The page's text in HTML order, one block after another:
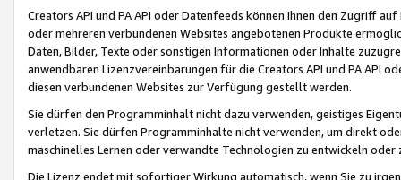
Creators API und PA API oder Datenfeeds können Ihnen den Zugriff
oder mehreren verbundenen Websites angebotenen Produkte
Daten, Bilder, Texte oder sonstigen Informationen oder Inhalte
anwendbaren Lizenzvereinbarungen für die Creators API und PA API
diesen verbundenen Websites zur Verfügung gestellt werden.
Sie dürfen den Programminhalt nicht dazu verwenden, geistiges
verletzen. Sie dürfen Programminhalte nicht verwenden, um direkt
maschinelles Lernen oder verwandte Technologien zu entwickeln
Die Lizenz endet mit sofortiger Wirkung automatisch, wenn Sie zu